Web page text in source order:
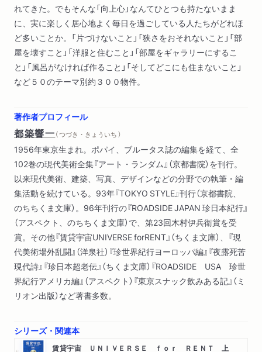
れてきた。でもそんな「向上心」なんてひとつも持たないまま
に、実に楽しく居心地よく毎日を過ごしている人たちがどれほ
ど多いことか。「片づけないこと」「狭さをおそれないこと」「部
屋を壊すこと」「洋服と住むこと」「部屋をギャラリーにするこ
と」「風呂がなければ作ること」「そしてどこにも住まないこと」
など５０のテーマ別約３００物件。
著作者プロフィール
都築響一（ つづき・きょういち ）
1956年東京生まれ。ポパイ、ブルータス誌の編集を経て、全
102巻の現代美術全集『アート・ランダム』（京都書院）を刊行。
以来現代美術、建築、写真、デザインなどの分野での執筆・編
集活動を続けている。93年『TOKYO STYLE』刊行（京都書院、
のちちくま文庫）。96年刊行の『ROADSIDE JAPAN 珍日本紀行』
（アスペクト、のちちくま文庫）で、第23回木村伊兵衛賞を受
賞。その他『賃貸宇宙UNIVERSE forRENT』（ちくま文庫）、『現
代美術場外乱闘』（洋泉社）『珍世界紀行ヨーロッパ編』『夜露死苦
現代詩』『珍日本超老伝』（ちくま文庫）『ROADSIDE USA 珍世
界紀行アメリカ編』（アスペクト）『東京スナック飲みある記』（ミ
リオン出版）など著書多数。
シリーズ・関連本
賃貸宇宙 ＵＮＩＶＥＲＳＥ ｆｏｒ ＲＥＮＴ 上